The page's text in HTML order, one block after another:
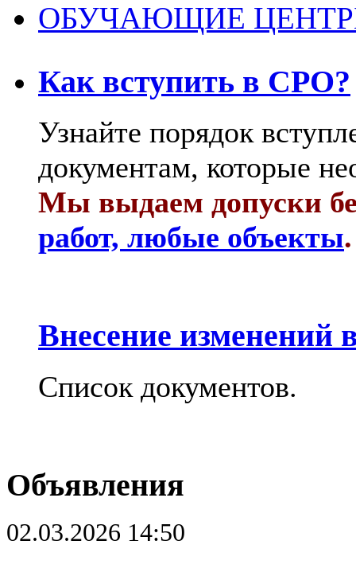
ОБУЧАЮЩИЕ
Как вступить в СРО?
Узнайте порядок
документам, которые
Мы выдаем допуски
работ, любые объекты.
Внесение изменений
Список документов.
Объявления
02.03.2026 14:50